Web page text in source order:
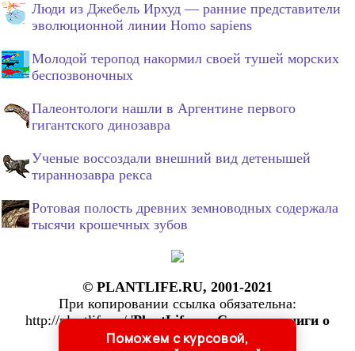
Люди из Джебель Ирхуд — ранние представители
эволюционной линии Homo sapiens
Молодой теропод накормил своей тушей морских
беспозвоночных
Палеонтологи нашли в Аргентине первого
гигантского динозавра
Ученые воссоздали внешний вид детенышей
тираннозавра рекса
Ротовая полость древних земноводных содержала
тысячи крошечных зубов
© PLANTLIFE.RU, 2001-2021
При копировании ссылка обязательна:
http://plantlife.ru/ 'PlantLife.ru: Статьи и книги о
растениях'
Поможем с курсовой,